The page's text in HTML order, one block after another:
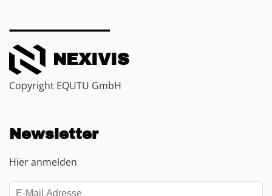
NEXIVIS
Copyright EQUTU GmbH
Newsletter
Hier anmelden